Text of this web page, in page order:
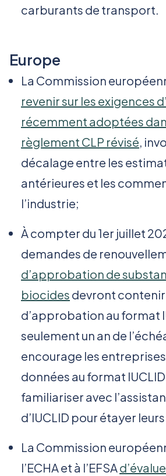
carburants de transport.
Europe
La Commission
revenir sur les exigences
récemment adoptées
règlement CLP révisé,
décalage entre les
antérieures et les
l’industrie;
À compter du 1er juillet
demandes de
d’approbation de
biocides devront
d’approbation au format
seulement un an de
encourage les
données au format IUCLID
familiariser avec
d’IUCLID pour étayer
La Commission
l’ECHA et à l’EFSA